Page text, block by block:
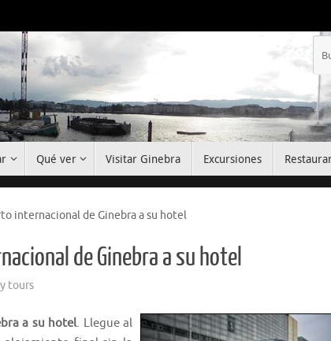
Qué ver Visitar Ginebra Excursiones
internacional de Ginebra a su hotel
de Ginebra a su hotel
tours
a su hotel. Llegue al